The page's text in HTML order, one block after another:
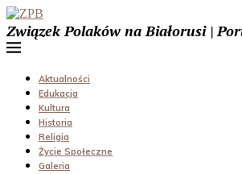
Związek Polaków na Białorusi |
Aktualności
Edukacja
Kultura
Historia
Religia
Życie Społeczne
Galeria